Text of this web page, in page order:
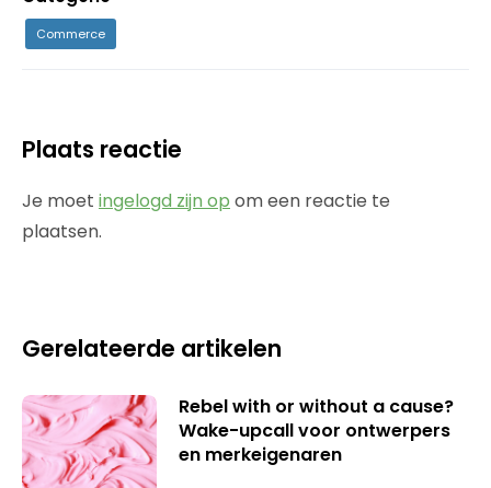
Commerce
Plaats reactie
Je moet ingelogd zijn op om een reactie te
plaatsen.
Gerelateerde artikelen
Rebel with or without a cause?
Wake-upcall voor ontwerpers
en merkeigenaren